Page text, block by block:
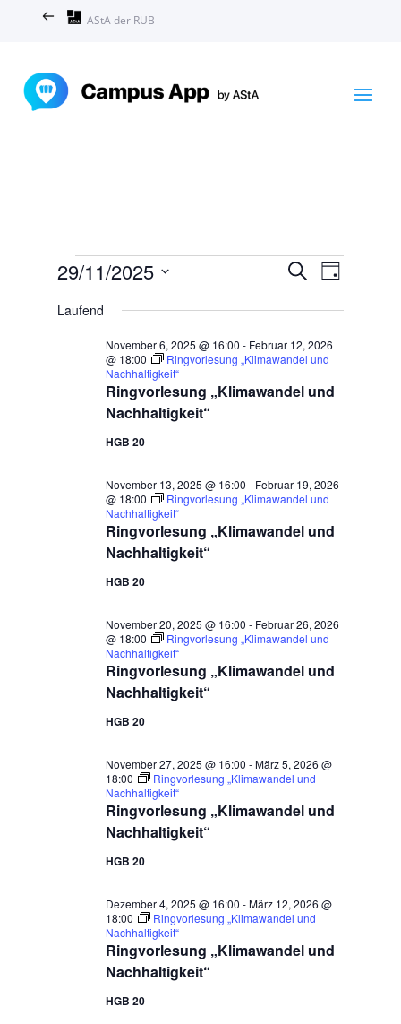
AStA der RUB
Veranstaltungen
November
2025
und
Ansichten,
Navigation
SucheTag
29/11/2025
wählen.
Laufend
Ringvorlesung „Klimawandel und
Nachhaltigkeit“
November 6, 2025 @ 16:00 - Februar 12, 2026
@ 18:00
Ringvorlesung „Klimawandel und
Nachhaltigkeit“
HGB 20
Ringvorlesung „Klimawandel und
Nachhaltigkeit“
November 13, 2025 @ 16:00 - Februar 19, 2026
@ 18:00
Ringvorlesung „Klimawandel und
Nachhaltigkeit“
HGB 20
Ringvorlesung „Klimawandel und
Nachhaltigkeit“
November 20, 2025 @ 16:00 - Februar 26, 2026
@ 18:00
Ringvorlesung „Klimawandel und
Nachhaltigkeit“
HGB 20
Ringvorlesung „Klimawandel und
Nachhaltigkeit“
November 27, 2025 @ 16:00 -März 5, 2026 @
18:00
Ringvorlesung „Klimawandel und
Nachhaltigkeit“
HGB 20
Ringvorlesung „Klimawandel und
Nachhaltigkeit“
Dezember 4, 2025 @ 16:00 -März 12, 2026 @
18:00
Ringvorlesung „Klimawandel und
Nachhaltigkeit“
HGB 20